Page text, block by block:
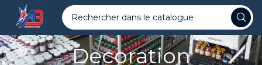
Decoration